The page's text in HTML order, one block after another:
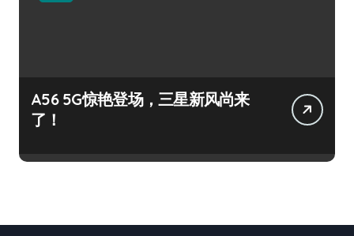
A56 5G惊艳登场，三星新风尚来
了！